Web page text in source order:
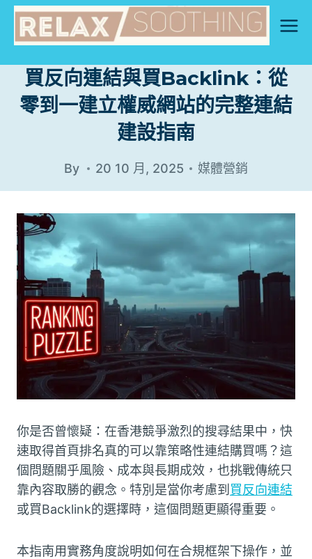
Skip
content
買反向連結與買Backlink：從
零到一建立權威網站的完整連結
建設指南
By 20 10 月, 2025 媒體營銷
你是否曾懷疑：在香港競爭激烈的搜尋結果中，快
速取得首頁排名真的可以靠策略性連結購買嗎？這
個問題關乎風險、成本與長期成效，也挑戰傳統只
靠內容取勝的觀念。特別是當你考慮到 買反向連結
或買Backlink的選擇時，這個問題更顯得重要。
本指南用實務角度說明如何在合規框架下操作，並